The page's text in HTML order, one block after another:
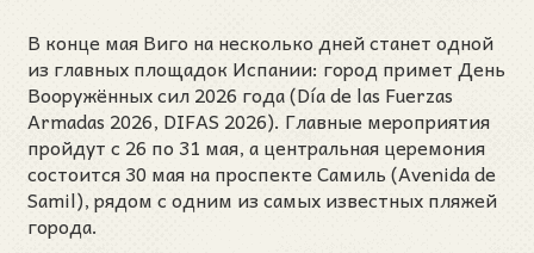
В конце мая Виго на несколько дней станет одной
из главных площадок Испании: город примет День
Вооружённых сил 2026 года (Día de las Fuerzas
Armadas 2026, DIFAS 2026). Главные мероприятия
пройдут с 26 по 31 мая, а центральная церемония
состоится 30 мая на проспекте Самиль (Avenida de
Samil), рядом с одним из самых известных пляжей
города.